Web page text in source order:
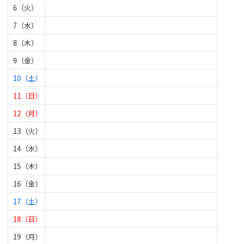
6（火）
7（水）
8（木）
9（金）
10（土）
11（日）
12（月）
13（火）
14（水）
15（木）
16（金）
17（土）
18（日）
19（月）